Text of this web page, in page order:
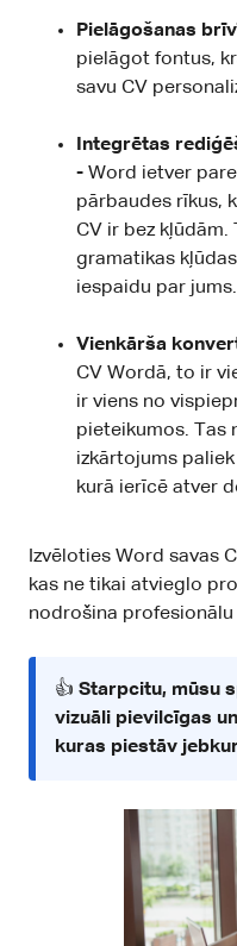
Pielāgošanas
pielāgot fontus,
savu CV
Integrētas
- Word ietver
pārbaudes rīkus,
CV ir bez
gramatikas
iespaidu par jums.
Vienkārša
CV Wordā, to ir
ir viens no
pieteikumos. Tas
izkārtojums
kurā ierīcē atver
Izvēloties Word savas
kas ne tikai atvieglo
nodrošina
👍 Starpcitu, mūsu
vizuāli pievilcīgas
kuras piestāv